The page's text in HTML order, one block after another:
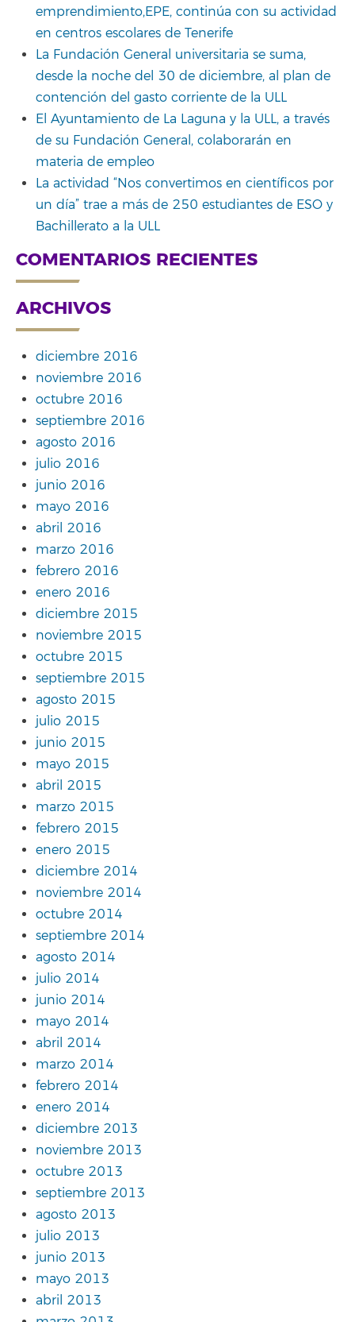
emprendimiento,EPE, continúa con su actividad
en centros escolares de Tenerife
La Fundación General universitaria se suma,
desde la noche del 30 de diciembre, al plan de
contención del gasto corriente de la ULL
El Ayuntamiento de La Laguna y la ULL, a través
de su Fundación General, colaborarán en
materia de empleo
La actividad “Nos convertimos en científicos por
un día” trae a más de 250 estudiantes de ESO y
Bachillerato a la ULL
COMENTARIOS RECIENTES
ARCHIVOS
diciembre 2016
noviembre 2016
octubre 2016
septiembre 2016
agosto 2016
julio 2016
junio 2016
mayo 2016
abril 2016
marzo 2016
febrero 2016
enero 2016
diciembre 2015
noviembre 2015
octubre 2015
septiembre 2015
agosto 2015
julio 2015
junio 2015
mayo 2015
abril 2015
marzo 2015
febrero 2015
enero 2015
diciembre 2014
noviembre 2014
octubre 2014
septiembre 2014
agosto 2014
julio 2014
junio 2014
mayo 2014
abril 2014
marzo 2014
febrero 2014
enero 2014
diciembre 2013
noviembre 2013
octubre 2013
septiembre 2013
agosto 2013
julio 2013
junio 2013
mayo 2013
abril 2013